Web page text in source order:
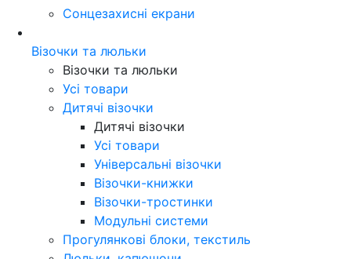
Сонцезахисні екрани
Візочки та люльки
Візочки та люльки
Усі товари
Дитячі візочки
Дитячі візочки
Усі товари
Універсальні візочки
Візочки-книжки
Візочки-тростинки
Модульні системи
Прогулянкові блоки, текстиль